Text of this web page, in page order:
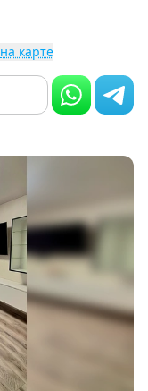
на карте